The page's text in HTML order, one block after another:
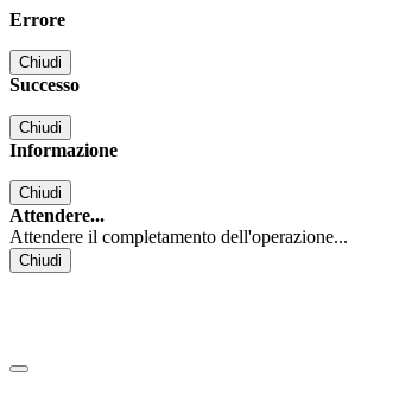
Errore
Chiudi
Successo
Chiudi
Informazione
Chiudi
Attendere...
Attendere il completamento dell'operazione...
Chiudi